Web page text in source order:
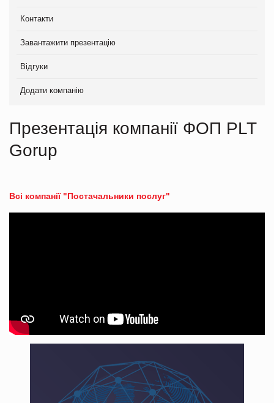
Контакти
Завантажити презентацію
Відгуки
Додати компанію
Презентація компанії ФОП PLT
Gorup
Всі компанії "Постачальники послуг"